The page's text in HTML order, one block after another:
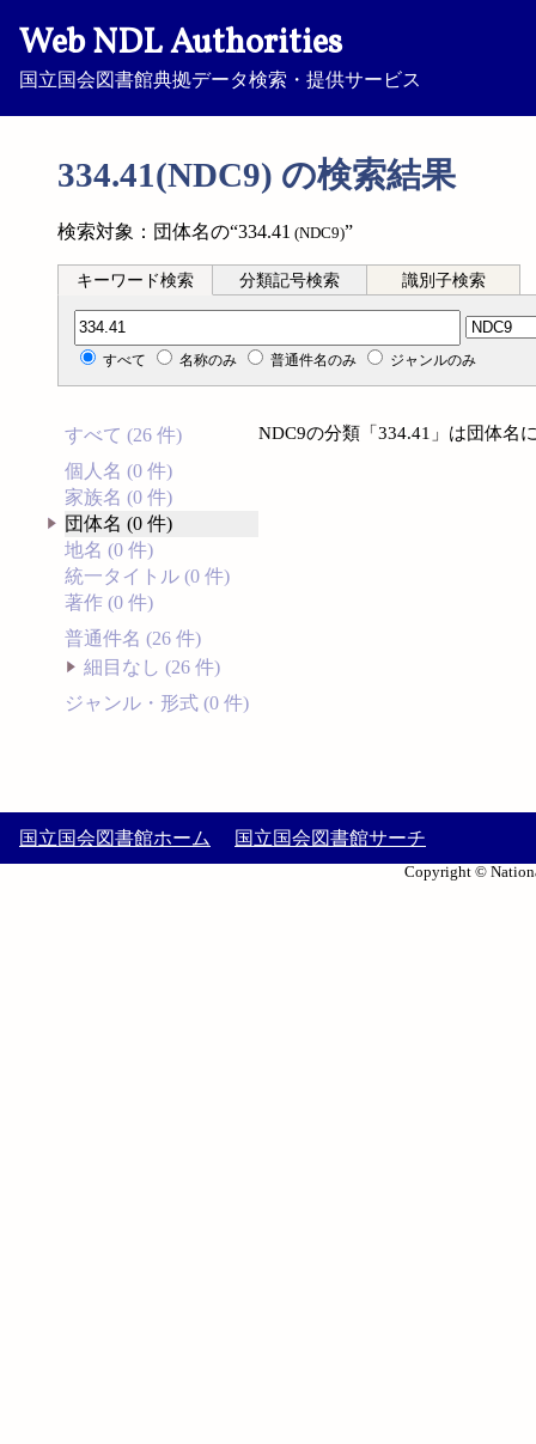
Web NDL Authorities
国立国会図書館典拠データ検索・提供サービス
334.41(NDC9) の検索結果
検索対象：団体名の“334.41 (NDC9)”
キーワード検索 分類記号検索 識別子検索
分類記号検索
すべて 名称のみ 普通件名のみ ジャンルのみ
すべて (26 件)
個人名 (0 件)
家族名 (0 件)
団体名 (0 件)
地名 (0 件)
統一タイトル (0 件)
著作 (0 件)
普通件名 (26 件)
細目なし (26 件)
ジャンル・形式 (0 件)
NDC9の分類「334.41」は団体名
国立国会図書館ホーム 国立国会図書館サーチ
Copyright ©